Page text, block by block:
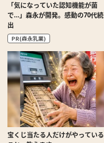
「気になっていた認知機能が菌
で…」森永が開発。感動の70代続
出
PR(森永乳業)
宝くじ当たる人だけがやっている